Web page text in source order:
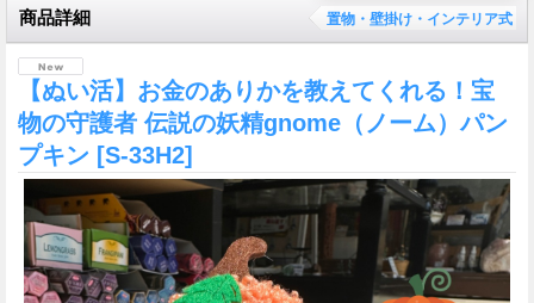
商品詳細 置物・壁掛け・インテリア式
【ぬい活】お金のありかを教えてくれる！宝
物の守護者 伝説の妖精gnome（ノーム）パン
プキン [S-33H2]